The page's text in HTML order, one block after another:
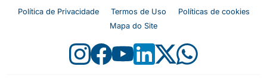
Política de Privacidade Termos de Uso
Políticas de cookies
Mapa do Site